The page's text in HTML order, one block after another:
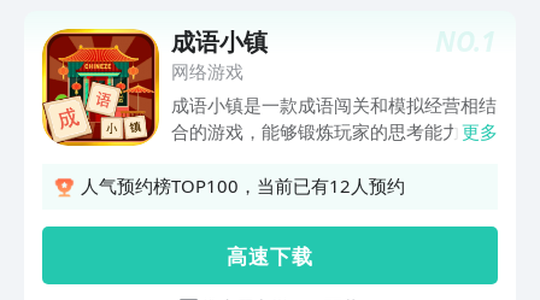
今天的这篇推荐文章。
NO.1
成语小镇
网络游戏
成语小镇是一款成语闯关和模拟经营相结
合的游戏，能够锻炼玩家的思考能力，和
更多
人气预约榜TOP100，当前已有12人预约
高 速 下 载